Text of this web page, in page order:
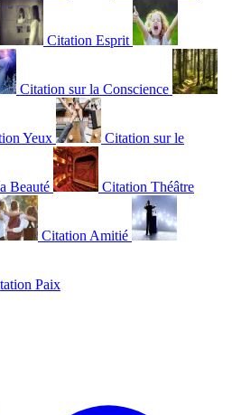
Citation Esprit
Citation sur la Conscience
Yeux Citation sur le
Beauté Citation Théâtre
Citation Amitié
Paix